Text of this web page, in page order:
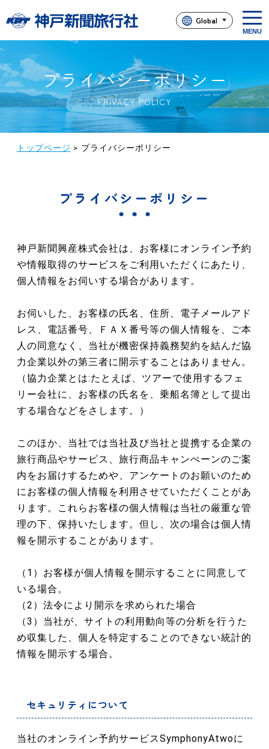
t
o
g
g
v
i
g
t
i
Global
プライバシーポリシー
PRIVACY POLICY
トップページ > プライバシーポリシー
プライバシーポリシー
神戸新聞興産株式会社は、お客様にオンライン予約
や情報取得のサービスをご利用いただくにあたり、
個人情報をお伺いする場合があります。
お伺いした、お客様の氏名、住所、電子メールアド
レス、電話番号、ＦＡＸ番号等の個人情報を、ご本
人の同意なく、当社が機密保持義務契約を結んだ協
力企業以外の第三者に開示することはありません。
（協力企業とは:たとえば、ツアーで使用するフェ
リー会社に、お客様の氏名を、乗船名簿として提出
する場合などをさします。）
このほか、当社では当社及び当社と提携する企業の
旅行商品やサービス、旅行商品キャンぺーンのご案
内をお届けするためや、アンケートのお願いのため
にお客様の個人情報を利用させていただくことがあ
ります。これらお客様の個人情報は当社の厳重な管
理の下、保持いたします。但し、次の場合は個人情
報を開示することがあります。
（1）お客様が個人情報を開示することに同意して
いる場合。
（2）法令により開示を求められた場合
（3）当社が、サイトの利用動向等の分析を行うた
め収集した、個人を特定することのできない統計的
情報を開示する場合。
セキュリティについて
当社のオンライン予約サービスSymphonyAtwoに